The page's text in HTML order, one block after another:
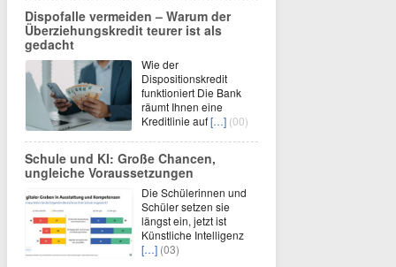
Dispofalle vermeiden – Warum der
Überziehungskredit teurer ist als
gedacht
Wie der
Dispositionskredit
funktioniert Die Bank
räumt Ihnen eine
Kreditlinie auf[…] (00)
Schule und KI: Große Chancen,
ungleiche Voraussetzungen
Die Schülerinnen und
Schüler setzen sie
längst ein, jetzt ist
Künstliche Intelligenz
[…] (03)